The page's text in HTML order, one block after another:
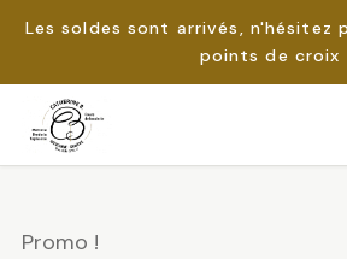
Les soldes sont arrivés, n'hésitez
points de croix
Passer
Promo !